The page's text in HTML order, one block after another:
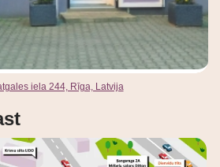
iela 244, Rīga, Latvija